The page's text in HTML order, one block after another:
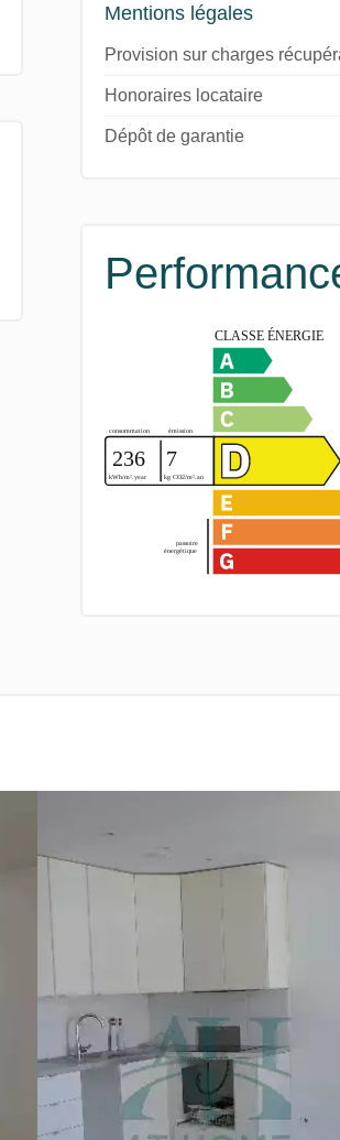
Mentions légales
Provision sur charges
Honoraires locataire
Dépôt de garantie